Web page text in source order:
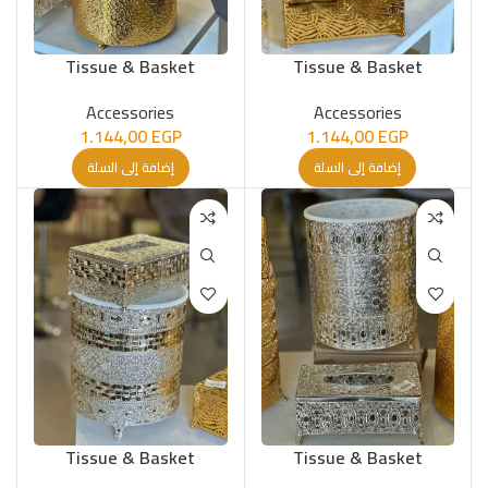
Tissue & Basket
Accessories
1.144,00EGP
إضافة إلى السلة
Tissue & Basket
Accessories
1.144,00EGP
إضافة إلى السلة
Tissue & Basket
Tissue & Basket